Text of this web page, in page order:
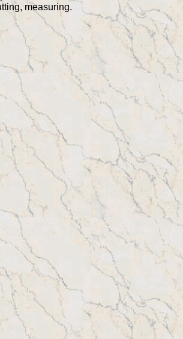
measuring.